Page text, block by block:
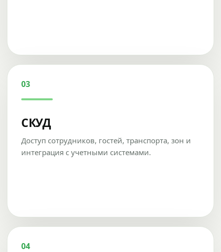
03
СКУД
Доступ сотрудников, гостей, транспорта, зон и
интеграция с учетными системами.
04